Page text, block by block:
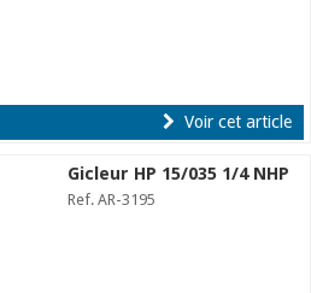
Voir cet article
Gicleur HP 15/035 1/4 NHP
Ref. AR-3195